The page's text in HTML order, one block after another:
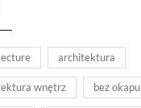
architektura
wnętrz bez okapu